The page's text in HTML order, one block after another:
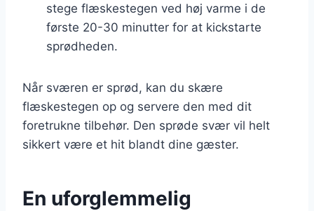
stege flæskestegen ved høj varme i de
første 20-30 minutter for at kickstarte
sprødheden.
Når sværen er sprød, kan du skære
flæskestegen op og servere den med dit
foretrukne tilbehør. Den sprøde svær vil helt
sikkert være et hit blandt dine gæster.
En uforglemmelig